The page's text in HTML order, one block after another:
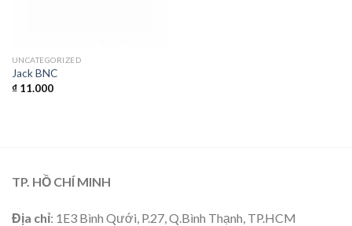
UNCATEGORIZED
Jack BNC
₫11.000
TP. HỒ CHÍ MINH
Địa chỉ: 1E3 Bình Qưới, P.27, Q.Bình Thạnh, TP.HCM